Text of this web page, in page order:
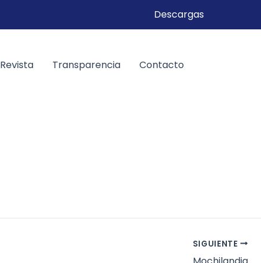
Descargas
Revista Transparencia Contacto
SIGUIENTE